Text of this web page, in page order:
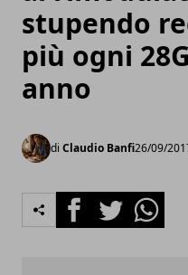
stupendo
più ogni
anno
di Claudio Banfi26/09/
FacebookTwitterWhatsapp